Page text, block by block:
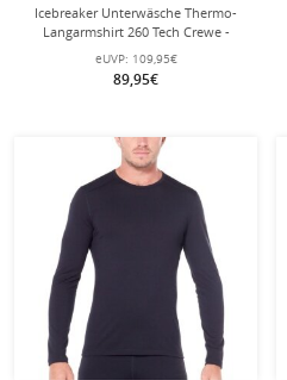
Icebreaker Unterwäsche Thermo-
Langarmshirt 260 Tech Crewe -
Merinowolle, enganliegend - gelb
Herren
eUVP: 109,95€
89,95€